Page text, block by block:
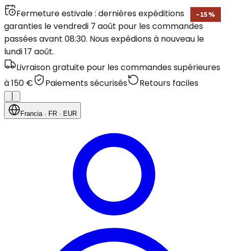
Fermeture estivale : dernières expéditions
garanties le vendredi 7 août pour les commandes
passées avant 08:30. Nous expédions à nouveau le
lundi 17 août.
Livraison gratuite pour les commandes supérieures
à 150 €
Paiements sécurisés Retours faciles
Francia· FR · EUR
- 15 %